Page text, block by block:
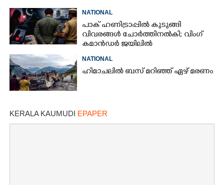
NATIONAL
പാക് ഹണിട്രാപ്പിൽ കുടുങ്ങി
വിവരങ്ങൾ ചോർത്തിനൽകി;​ വിംഗ്
കമാൻഡർ ജയിലിൽ
NATIONAL
ഹിമാചലിൽ ബസ് മറിഞ്ഞ് ഏഴ് മരണം
KERALA KAUMUDI EPAPER